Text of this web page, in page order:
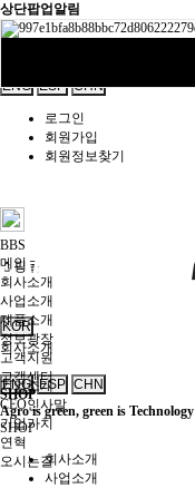
상단팝업알림
ENG ESP CHN
로그인
회원가입
회원정보찾기
쇼핑몰
KOR
ENG ESP CHN
회사소개
기업소개
CEO인사말
기업가치
연혁
오시는길
BBS
메인
회사소개
사업소개
제품소개
정보광장
고객지원
고객센터
SHOP
Agro is green, green is Technology
SHOP
회사소개
사업소개